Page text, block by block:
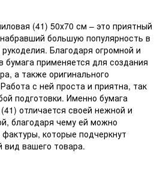
(41) 50х70 см – это приятный
большую популярность в
Благодаря огромной и
бумага применяется для создания
а также оригинального
с ней проста и приятна, так
подготовки. Именно бумага
отличается своей нежной и
благодаря чему ей можно
которые подчеркнут
вид вашего товара.